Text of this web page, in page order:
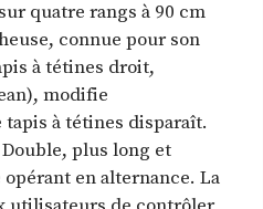
quatre rangs à 90 cm
connue pour son
à tétines droit,
modifie
à tétines disparaît.
plus long et
en alternance. La